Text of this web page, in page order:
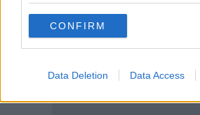
use your data for below specified
consent section.
CONFIRM
Data Deletion Data Access
Mai visto un sito con
complimenti!